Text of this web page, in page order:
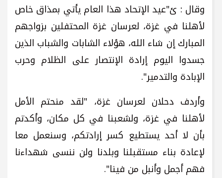
وقال : ئ"عيد الإتحاد هذا العام يأتي بمذاق خاص
لأهلنا في غزة، لعرسان غزة المحتفلين بزواجهم
المبارك إن شاء الله، هؤلاء الشابات والشباب الذين
جسدوا اليوم إرادة الإنتصار على الظلام وحرب
الإبادة والتدمير".
وأردف دحلان لعرسان غزة، "لقد منحتم الأمل
لأهلنا في غزة، ولشعبنا في كل مكان، وأكدتم
بأن لا أحد يستطيع كسر إرادتكم، وسنعمل معا
لإعادة بناء مستقبلنا وبلدنا ولن ننسى شهداءنا
فهم أجمل وأنبل من فينا".